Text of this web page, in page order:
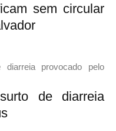
sem circular
de diarreia